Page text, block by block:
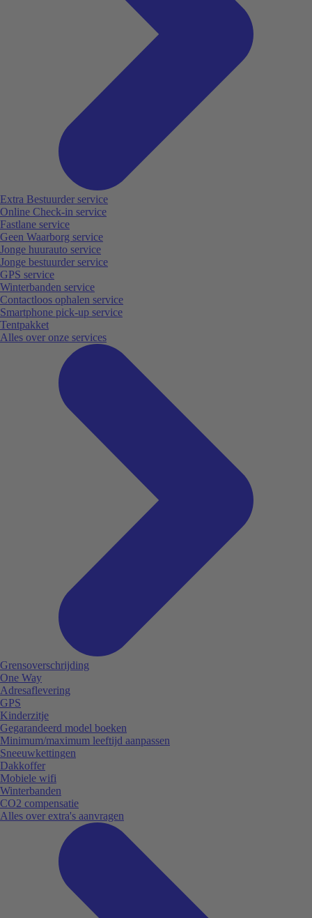
Extra Bestuurder service
Online Check-in service
Fastlane service
Geen Waarborg service
Jonge huurauto service
Jonge bestuurder service
GPS service
Winterbanden service
Contactloos ophalen service
Smartphone pick-up service
Tentpakket
Alles over onze services
Grensoverschrijding
One Way
Adresaflevering
GPS
Kinderzitje
Gegarandeerd model boeken
Minimum/maximum leeftijd aanpassen
Sneeuwkettingen
Dakkoffer
Mobiele wifi
Winterbanden
CO2 compensatie
Alles over extra's aanvragen